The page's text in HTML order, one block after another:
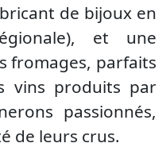
de bijoux en
et une
fromages, parfaits
vins produits par
passionnés,
de leurs crus.